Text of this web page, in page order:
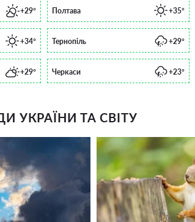
+29° Полтава +35°
+34° Тернопіль +29°
+29° Черкаси +23°
УКРАЇНИ ТА СВІТУ